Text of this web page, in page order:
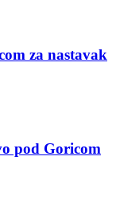
za nastavak
pod Goricom